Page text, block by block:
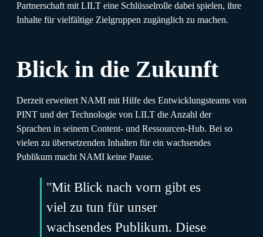
Partnerschaft mit LILT eine Schlüsselrolle dabei spielen, ihre
Inhalte für vielfältige Zielgruppen zugänglich zu machen.
Blick in die Zukunft
Derzeit erweitert NAMI mit Hilfe des Entwicklungsteams von
PINT und der Technologie von LILT die Anzahl der
Sprachen in seinem Content- und Ressourcen-Hub. Bei so
vielen zu übersetzenden Inhalten für ein wachsendes
Publikum macht NAMI keine Pause.
"Mit Blick nach vorn gibt es
viel zu tun für unser
wachsendes Publikum. Diese